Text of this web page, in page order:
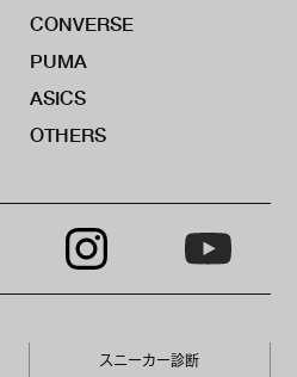
CONVERSE
PUMA
ASICS
OTHERS
スニーカー診断